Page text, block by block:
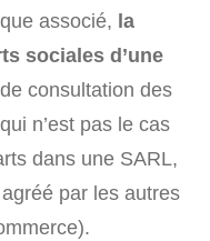
associé, la
sociales d’une
consultation des
n’est pas le cas
dans une SARL,
par les autres